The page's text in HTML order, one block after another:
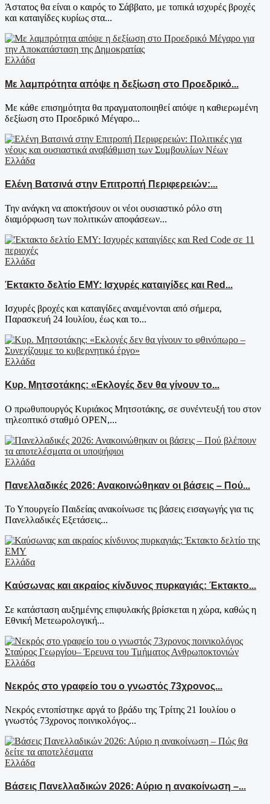
Άστατος θα είναι ο καιρός το Σάββατο, με τοπικά ισχυρές βροχές
και καταιγίδες κυρίως στα...
Ελλάδα
Με λαμπρότητα απόψε η δεξίωση στο Προεδρικό...
Με κάθε επισημότητα θα πραγματοποιηθεί απόψε η καθιερωμένη
δεξίωση στο Προεδρικό Μέγαρο...
Ελλάδα
Ελένη Βατσινά στην Επιτροπή Περιφερειών:...
Την ανάγκη να αποκτήσουν οι νέοι ουσιαστικό ρόλο στη
διαμόρφωση των πολιτικών αποφάσεων...
Ελλάδα
Έκτακτο δελτίο ΕΜΥ: Ισχυρές καταιγίδες και Red...
Ισχυρές βροχές και καταιγίδες αναμένονται από σήμερα,
Παρασκευή 24 Ιουλίου, έως και το...
Ελλάδα
Κυρ. Μητσοτάκης: «Εκλογές δεν θα γίνουν το...
Ο πρωθυπουργός Κυριάκος Μητσοτάκης, σε συνέντευξή του στον
τηλεοπτικό σταθμό OPEN,...
Ελλάδα
Πανελλαδικές 2026: Ανακοινώθηκαν οι βάσεις – Πού...
Το Υπουργείο Παιδείας ανακοίνωσε τις βάσεις εισαγωγής για τις
Πανελλαδικές Εξετάσεις...
Ελλάδα
Καύσωνας και ακραίος κίνδυνος πυρκαγιάς: Έκτακτο...
Σε κατάσταση αυξημένης επιφυλακής βρίσκεται η χώρα, καθώς η
Εθνική Μετεωρολογική...
Ελλάδα
Νεκρός στο γραφείο του ο γνωστός 73χρονος...
Νεκρός εντοπίστηκε αργά το βράδυ της Τρίτης 21 Ιουλίου ο
γνωστός 73χρονος ποινικολόγος...
Ελλάδα
Βάσεις Πανελλαδικών 2026: Αύριο η ανακοίνωση –...